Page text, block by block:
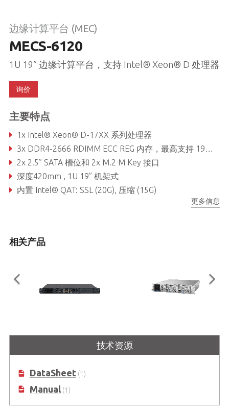
边缘计算平台 (MEC)
MECS-6120
1U 19” 边缘计算平台，支持 Intel® Xeon® D 处理器
询价
主要特点
1x Intel® Xeon® D-17XX 系列处理器
3x DDR4-2666 RDIMM ECC REG 内存，最高支持 192GB
2x 2.5” SATA 槽位和 2x M.2 M Key 接口
深度420mm , 1U 19” 机架式
内置 Intel® QAT: SSL (20G), 压缩 (15G)
更多信息
相关产品
2U 19”边缘服务器，支持INTEL®
XEON® SCALABLE SILVER/GOLD 处
技术资源
DataSheet(1)
Manual(1)